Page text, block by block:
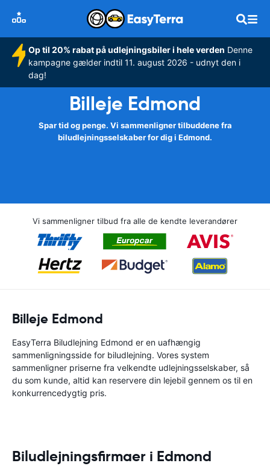
Op til 20% rabat på udlejningsbiler i hele verden Denne
kampagne gælder indtil 11. august 2026 - udnyt den i
dag!
Billeje Edmond
Spar tid og penge. Vi sammenligner tilbuddene fra
biludlejningsselskaber for dig i Edmond.
Vi sammenligner tilbud fra alle de kendte leverandører
Billeje Edmond
EasyTerra Biludlejning Edmond er en uafhængig
sammenligningsside for biludlejning. Vores system
sammenligner priserne fra velkendte udlejningsselskaber, så
du som kunde, altid kan reservere din lejebil gennem os til en
konkurrencedygtig pris.
Biludlejningsfirmaer i Edmond